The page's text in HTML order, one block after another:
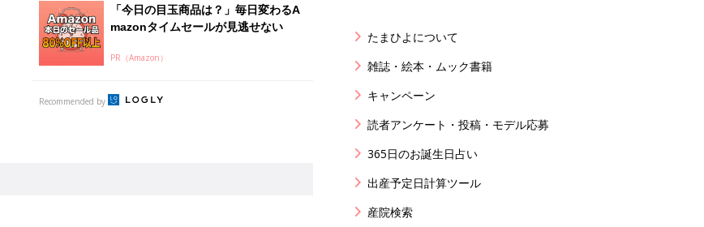
「今日の目玉商品は？」毎日変わるA
mazonタイムセールが見逃せない
PR（Amazon）
Recommended by
たまひよについて
雑誌・絵本・ムック書籍
キャンペーン
読者アンケート・投稿・モデル応募
365日のお誕生日占い
出産予定日計算ツール
産院検索